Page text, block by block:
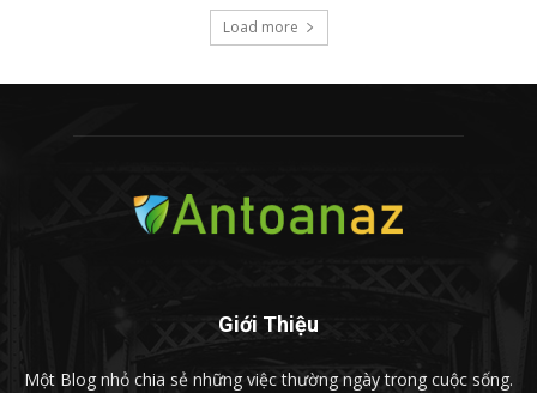
Load more
Giới Thiệu
Một Blog nhỏ chia sẻ những việc thường ngày trong cuộc sống.